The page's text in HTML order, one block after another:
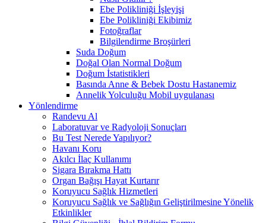
Ebe Polikliniği İşleyişi
Ebe Polikliniği Ekibimiz
Fotoğraflar
Bilgilendirme Broşürleri
Suda Doğum
Doğal Olan Normal Doğum
Doğum İstatistikleri
Basında Anne & Bebek Dostu Hastanemiz
Annelik Yolculuğu Mobil uygulanası
Yönlendirme
Randevu Al
Laboratuvar ve Radyoloji Sonuçları
Bu Test Nerede Yapılıyor?
Havanı Koru
Akılcı İlaç Kullanımı
Sigara Bırakma Hattı
Organ Bağışı Hayat Kurtarır
Koruyucu Sağlık Hizmetleri
Koruyucu Sağlık ve Sağlığın Geliştirilmesine Yönelik
Etkinlikler